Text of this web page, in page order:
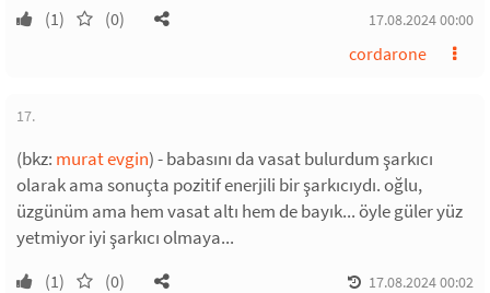
(1) (0) 17.08.2024 00:00
cordarone
17.
(bkz: murat evgin) - babasını da vasat bulurdum şarkıcı
olarak ama sonuçta pozitif enerjili bir şarkıcıydı. oğlu,
üzgünüm ama hem vasat altı hem de bayık... öyle güler yüz
yetmiyor iyi şarkıcı olmaya...
(1) (0) 17.08.2024 00:02